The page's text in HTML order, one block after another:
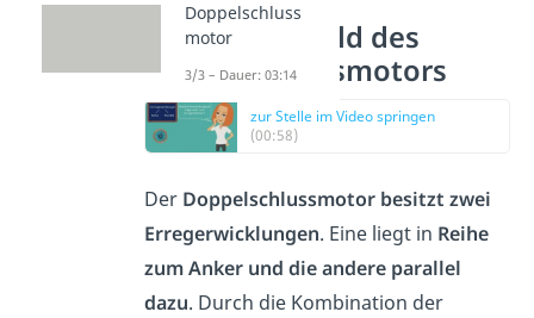
Ersatzschaltbild des
Doppelschlussmotors
zur Stelle im Video springen
(00:58)
Der Doppelschlussmotor besitzt zwei
Erregerwicklungen. Eine liegt in Reihe
zum Anker und die andere parallel
dazu. Durch die Kombination der
Doppelschluss
motor
3/3 – Dauer: 03:14